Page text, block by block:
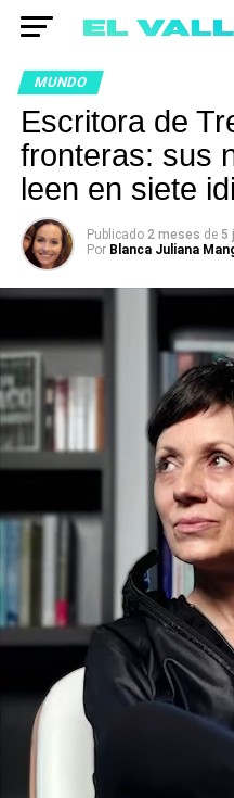
MUNDO
Escritora de
fronteras: sus
leen en siete
Publicado 2 meses de 5
Por Blanca Juliana